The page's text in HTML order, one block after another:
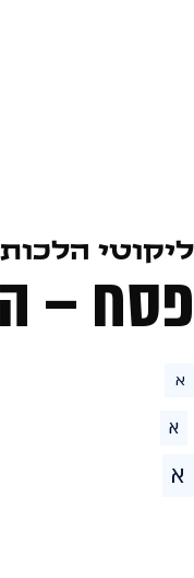
ליקוטי הלכות
פסח –
א
א
א